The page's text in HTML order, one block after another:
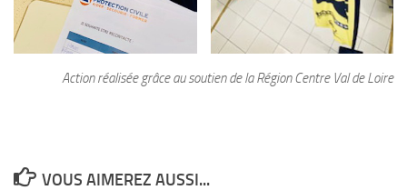
Action réalisée grâce au soutien de la Région Centre Val de Loire
VOUS AIMEREZ AUSSI...